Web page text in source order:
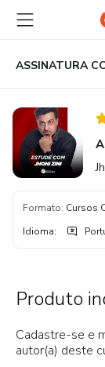
para
conteúdo
principal
para
pagamento
para
rodapé
Formato: Cursos
Idioma:
Produto
Cadastre-se e
autor(a) deste